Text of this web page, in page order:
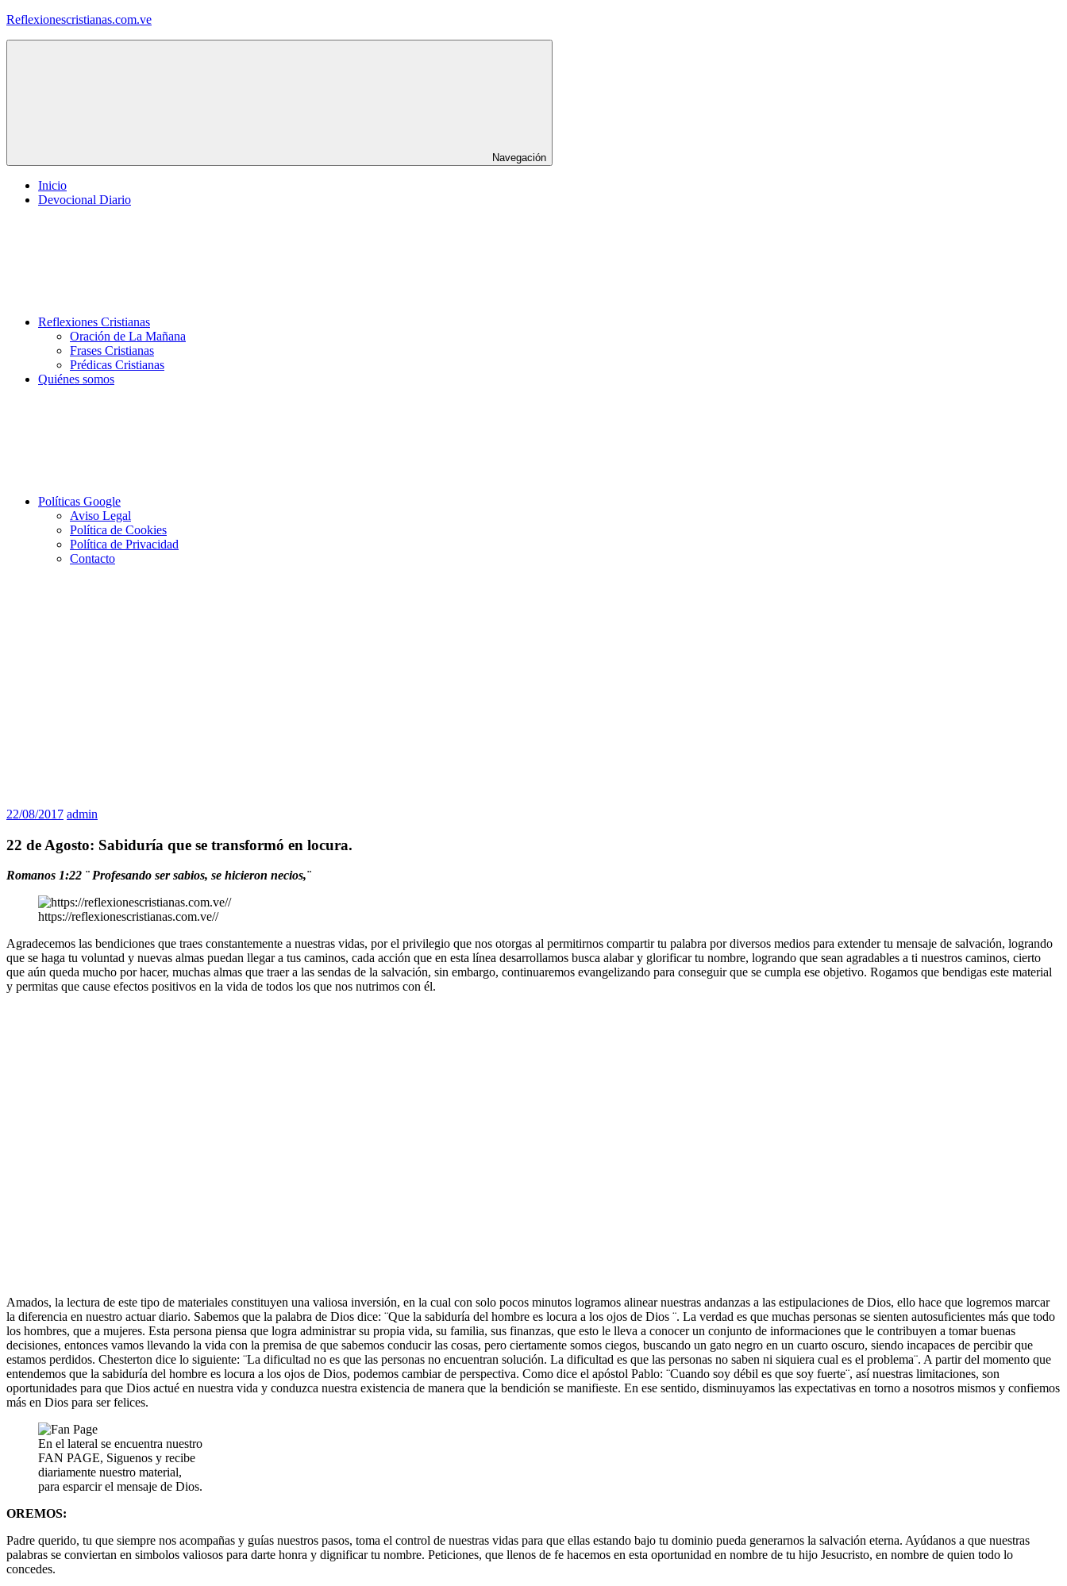
Saltar
Reflexionescristianas.com.ve
Navegación
Inicio
Devocional Diario
Reflexiones Cristianas
Oración de La Mañana
Frases Cristianas
Prédicas Cristianas
Quiénes somos
Políticas Google
Aviso Legal
Política de Cookies
Política de Privacidad
Contacto
22/08/2017 admin
22 de Agosto: Sabiduría que se transformó en locura.
Romanos 1:22 ¨ Profesando ser sabios, se hicieron necios,¨
https://reflexionescristianas.com.ve//
Agradecemos las bendiciones que traes constantemente a nuestras vidas, por el privilegio que nos otorgas al permitirnos compartir tu palabra por diversos medios para extender tu mensaje de salvación, logrando
que se haga tu voluntad y nuevas almas puedan llegar a tus caminos, cada acción que en esta línea desarrollamos busca alabar y glorificar tu nombre, logrando que sean agradables a ti nuestros caminos, cierto
que aún queda mucho por hacer, muchas almas que traer a las sendas de la salvación, sin embargo, continuaremos evangelizando para conseguir que se cumpla ese objetivo. Rogamos que bendigas este material
y permitas que cause efectos positivos en la vida de todos los que nos nutrimos con él.
Amados, la lectura de este tipo de materiales constituyen una valiosa inversión, en la cual con solo pocos minutos logramos alinear nuestras andanzas a las estipulaciones de Dios, ello hace que logremos marcar
la diferencia en nuestro actuar diario. Sabemos que la palabra de Dios dice: ¨Que la sabiduría del hombre es locura a los ojos de Dios ¨. La verdad es que muchas personas se sienten autosuficientes más que todo
los hombres, que a mujeres. Esta persona piensa que logra administrar su propia vida, su familia, sus finanzas, que esto le lleva a conocer un conjunto de informaciones que le contribuyen a tomar buenas
decisiones, entonces vamos llevando la vida con la premisa de que sabemos conducir las cosas, pero ciertamente somos ciegos, buscando un gato negro en un cuarto oscuro, siendo incapaces de percibir que
estamos perdidos. Chesterton dice lo siguiente: ¨La dificultad no es que las personas no encuentran solución. La dificultad es que las personas no saben ni siquiera cual es el problema¨. A partir del momento que
entendemos que la sabiduría del hombre es locura a los ojos de Dios, podemos cambiar de perspectiva. Como dice el apóstol Pablo: ¨Cuando soy débil es que soy fuerte¨, así nuestras limitaciones, son
oportunidades para que Dios actué en nuestra vida y conduzca nuestra existencia de manera que la bendición se manifieste. En ese sentido, disminuyamos las expectativas en torno a nosotros mismos y confiemos
más en Dios para ser felices.
En el lateral se encuentra nuestro
FAN PAGE, Siguenos y recibe
diariamente nuestro material,
para esparcir el mensaje de Dios.
OREMOS:
Padre querido, tu que siempre nos acompañas y guías nuestros pasos, toma el control de nuestras vidas para que ellas estando bajo tu dominio pueda generarnos la salvación eterna. Ayúdanos a que nuestras
palabras se conviertan en simbolos valiosos para darte honra y dignificar tu nombre. Peticiones, que llenos de fe hacemos en esta oportunidad en nombre de tu hijo Jesucristo, en nombre de quien todo lo
concedes.